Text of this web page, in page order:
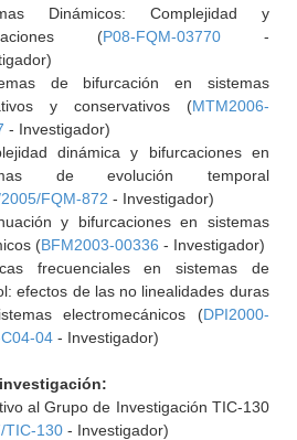
Dinámicos: Complejidad y
(P08-FQM-03770-
de bifurcación en sistemas
y conservativos (MTM2006-
- Investigador)
dinámica y bifurcaciones en
de evolución temporal
FQM-872 - Investigador)
y bifurcaciones en sistemas
(BFM2003-00336 - Investigador)
frecuenciales en sistemas de
efectos de las no linealidades duras
electromecánicos (DPI2000-
04- Investigador)
al Grupo de Investigación TIC-130
TIC-130- Investigador)